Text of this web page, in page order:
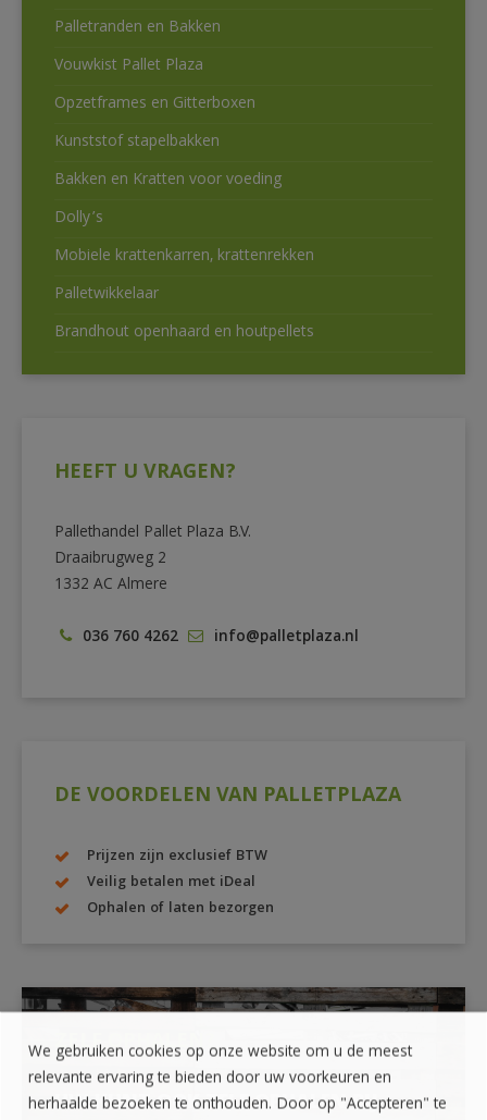
Palletranden en Bakken
Vouwkist Pallet Plaza
Opzetframes en Gitterboxen
Kunststof stapelbakken
Bakken en Kratten voor voeding
Dolly’s
Mobiele krattenkarren, krattenrekken
Palletwikkelaar
Brandhout openhaard en houtpellets
HEEFT U VRAGEN?
Pallethandel Pallet Plaza B.V.
Draaibrugweg 2
1332 AC Almere
036 760 4262 info@palletplaza.nl
DE VOORDELEN VAN PALLETPLAZA
Prijzen zijn exclusief BTW
Veilig betalen met iDeal
Ophalen of laten bezorgen
ZELF OPHALEN?
UW KUNT OOK ZELF OPHALEN BIJ
We gebruiken cookies op onze website om u de meest
relevante ervaring te bieden door uw voorkeuren en
herhaalde bezoeken te onthouden. Door op "Accepteren" te